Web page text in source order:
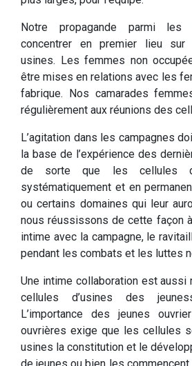
Notre propagande parmi
concentrer en premier lieu
usines. Les femmes non
être mises en relations avec les
fabrique. Nos camarades
régulièrement aux réunions des
L’agitation dans les campagnes
la base de l’expérience des
de sorte que les cellules
systématiquement et en
ou certains domaines qui leur
nous réussissons de cette façon
intime avec la campagne, le
pendant les combats et les luttes
Une intime collaboration est aussi
cellules d’usines des
L’importance des jeunes
ouvrières exige que les cellules
usines la constitution et le